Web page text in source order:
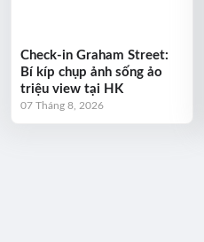
Check-in Graham Street:
Bí kíp chụp ảnh sống ảo
triệu view tại HK
07 Tháng 8, 2026